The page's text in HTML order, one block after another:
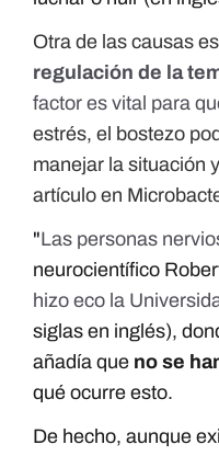
Otra de las causas
regulación de la
factor es vital para
estrés, el bostezo
manejar la situación
artículo en
"Las personas
neurocientífico
hizo eco la
siglas en inglés),
añadía que no se
qué ocurre esto.
De hecho, aunque